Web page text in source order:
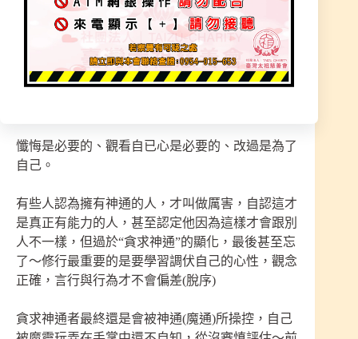
師尊角度看盡人生百態，有苦才會來，扶持眾生體
會與領悟深，感受到人生沒什麼好計較的、要的是
放下、要的是力量往上走、要的是重生、要的是單
純的生活，才知道什麼是心寬、幸福、知足、珍惜
懺悔是必要的、觀看自已心是必要的、改過是為了
自己。
有些人認為擁有神通的人，才叫做厲害，自認這才
是真正有能力的人，甚至認定他因為這樣才會跟別
人不一樣，但過於“貪求神通”的顯化，最後甚至忘
了～修行最重要的是要學習調伏自己的心性，觀念
正確，言行與行為才不會偏差(脫序)
貪求神通者最終還是會被神通(魔通)所操控，自己